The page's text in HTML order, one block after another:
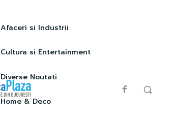
Afaceri si Industrii
Cultura si Entertainment
Diverse Noutati
Home & Deco